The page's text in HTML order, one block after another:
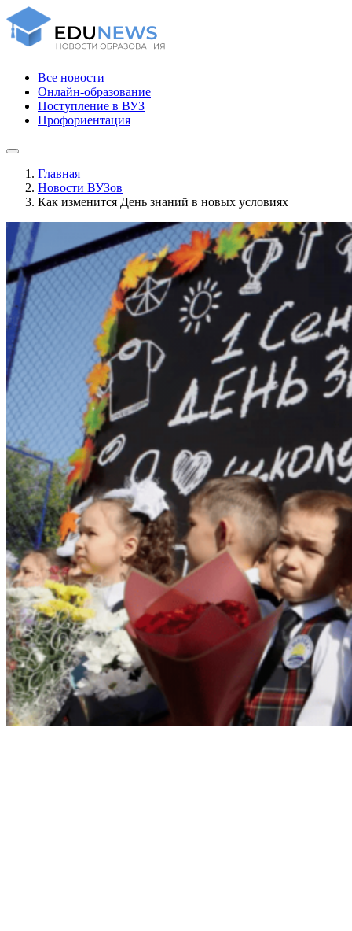
Все новости
Онлайн-образование
Поступление в ВУЗ
Профориентация
Главная
Новости ВУЗов
Как изменится День знаний в новых условиях